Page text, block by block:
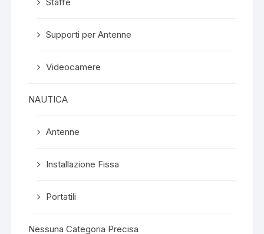
Supporti per Antenne
Videocamere
NAUTICA
Antenne
Installazione Fissa
Portatili
Nessuna Categoria Precisa